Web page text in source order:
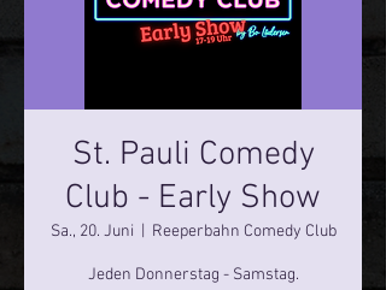
St. Pauli Comedy
Club - Early Show
Sa., 20. Juni Reeperbahn Comedy Club
Jeden Donnerstag - Samstag.